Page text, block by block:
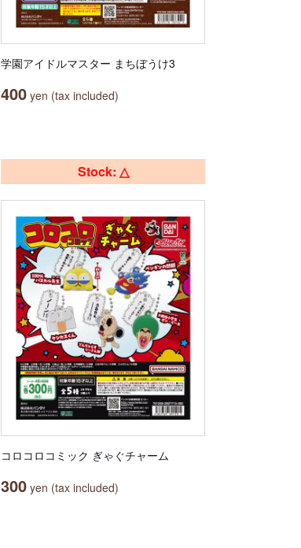
学園アイドルマスター まちぼうけ3
400 yen (tax included)
Stock: △
コロコロコミック ぎゃぐチャーム
300 yen (tax included)